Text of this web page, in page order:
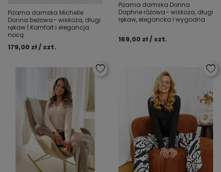
Piżama damska Michelle
Donna beżowa– wiskoza, długi
rękaw | Komfort i elegancja
nocą
179,00 zł / szt.
Piżama damska Donna
Daphne różowa– wiskoza, długi
rękaw, elegancka i wygodna
169,00 zł / szt.